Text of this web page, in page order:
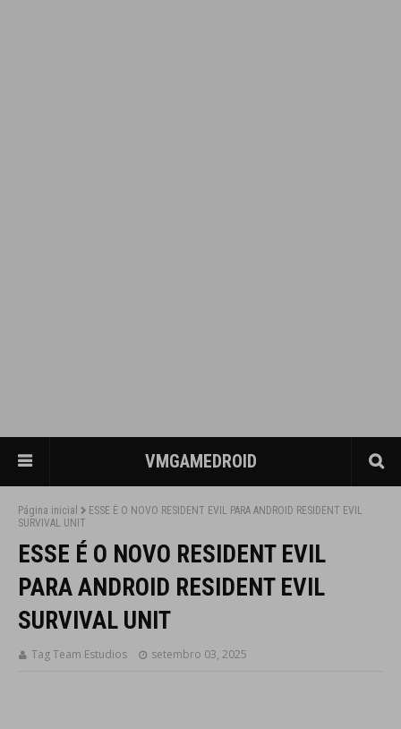
VMGAMEDROID
Página inicial
ESSE É O NOVO RESIDENT EVIL PARA ANDROID RESIDENT EVIL
SURVIVAL UNIT
ESSE É O NOVO RESIDENT EVIL
PARA ANDROID RESIDENT EVIL
SURVIVAL UNIT
Tag Team Estudios setembro 03, 2025